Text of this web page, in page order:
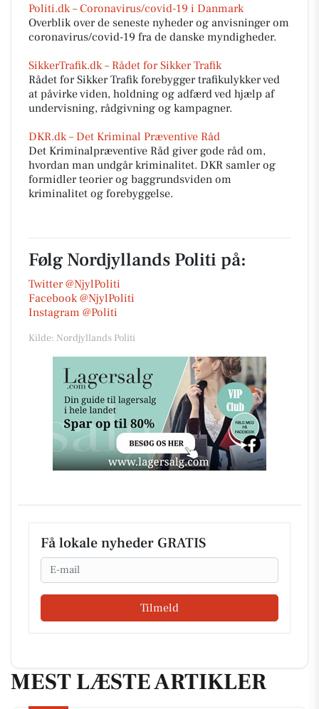
Politi.dk – Coronavirus/covid-19 i Danmark
Overblik over de seneste nyheder og anvisninger om
coronavirus/covid-19 fra de danske myndigheder.
SikkerTrafik.dk – Rådet for Sikker Trafik
Rådet for Sikker Trafik forebygger trafikulykker ved
at påvirke viden, holdning og adfærd ved hjælp af
undervisning, rådgivning og kampagner.
DKR.dk – Det Kriminal Præventive Råd
Det Kriminalpræventive Råd giver gode råd om,
hvordan man undgår kriminalitet. DKR samler og
formidler teorier og baggrundsviden om
kriminalitet og forebyggelse.
Følg Nordjyllands Politi på:
Twitter @NjylPoliti
Facebook @NjylPoliti
Instagram @Politi
Kilde: Nordjyllands Politi
Få lokale nyheder GRATIS
Email
Tilmeld
MEST LÆSTE ARTIKLER